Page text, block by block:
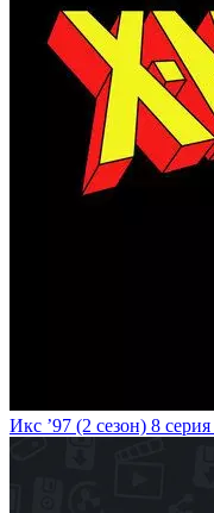
Икс ’97 (2 сезон) 8 серия